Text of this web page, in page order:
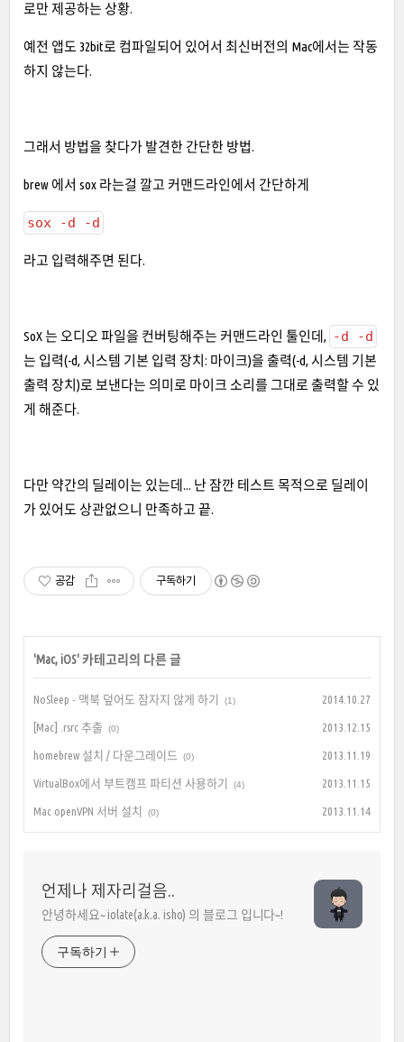
로만 제공하는 상황.
예전 앱도 32bit로 컴파일되어 있어서 최신버전의 Mac에서는 작동
하지 않는다.
그래서 방법을 찾다가 발견한 간단한 방법.
brew 에서 sox 라는걸 깔고 커맨드라인에서 간단하게
sox -d -d
라고 입력해주면 된다.
SoX 는 오디오 파일을 컨버팅해주는 커맨드라인 툴인데, -d -d
는 입력(-d, 시스템 기본 입력 장치: 마이크)을 출력(-d, 시스템 기본
출력 장치)로 보낸다는 의미로 마이크 소리를 그대로 출력할 수 있
게 해준다.
다만 약간의 딜레이는 있는데... 난 잠깐 테스트 목적으로 딜레이
가 있어도 상관없으니 만족하고 끝.
공감 구독하기
'Mac, iOS' 카테고리의 다른 글
NoSleep - 맥북 덮어도 잠자지 않게 하기 (1) 2014.10.27
[Mac] .rsrc 추출 (0) 2013.12.15
homebrew 설치 / 다운그레이드 (0) 2013.11.19
VirtualBox에서 부트캠프 파티션 사용하기 (4) 2013.11.15
Mac openVPN 서버 설치 (0) 2013.11.14
언제나 제자리걸음..
안녕하세요~ iolate(a.k.a. isho) 의 블로그 입니다~!
구독하기